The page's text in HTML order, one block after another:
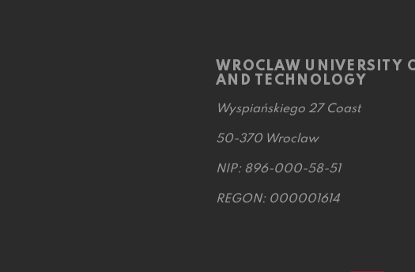
Zespół Asystentów ds. Kadr
WROCLAW UNIVERSITY
AND TECHNOLOGY
Wyspiańskiego 27 Coast
50-370 Wroclaw
NIP: 896-000-58-51
REGON: 000001614